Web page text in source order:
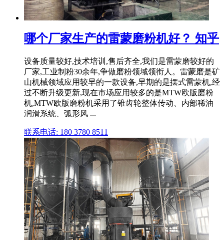
哪个厂家生产的雷蒙磨粉机好？ 知乎
设备质量较好,技术培训,售后齐全,我们是雷蒙磨较好的
厂家,工业制粉30余年,争做磨粉领域领衔人。雷蒙磨是矿
山机械领域应用较早的一款设备,早期的是摆式雷蒙机,经
过不断升级更新,现在市场应用较多的是MTW欧版磨粉
机,MTW欧版磨粉机采用了锥齿轮整体传动、内部稀油
润滑系统、弧形风 ...
联系电话: 180 3780 8511